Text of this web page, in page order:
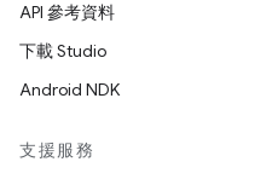
API 參考資料
下載 Studio
Android NDK
支援服務